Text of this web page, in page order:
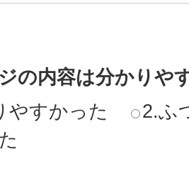
の内容は分かりや
やすかった
2.ふ